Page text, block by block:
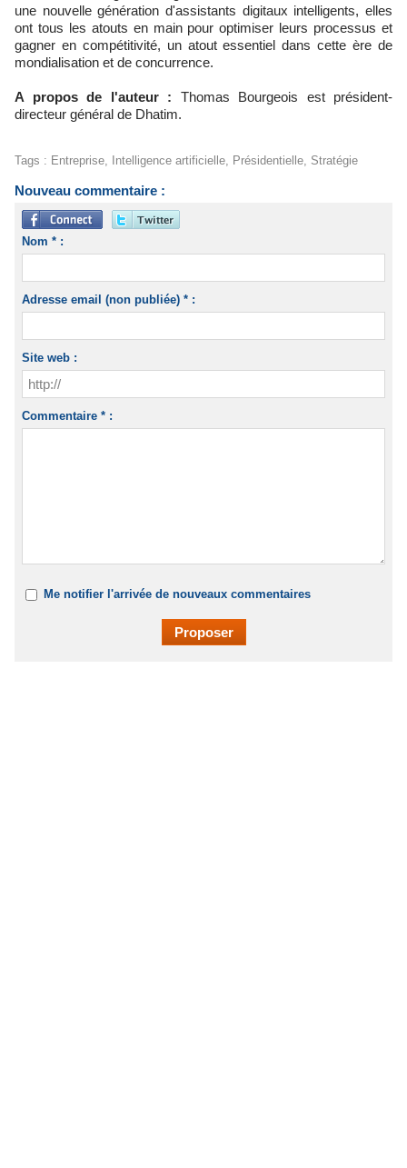
une nouvelle génération d'assistants digitaux intelligents, elles
ont tous les atouts en main pour optimiser leurs processus et
gagner en compétitivité, un atout essentiel dans cette ère de
mondialisation et de concurrence.
A propos de l'auteur : Thomas Bourgeois est président-
directeur général de Dhatim.
Tags : Entreprise, Intelligence artificielle, Présidentielle, Stratégie
Nouveau commentaire :
Nom * :
Adresse email (non publiée) * :
Site web :
Commentaire * :
Me notifier l'arrivée de nouveaux commentaires